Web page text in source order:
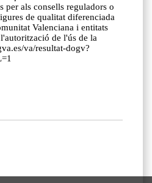
per als consells reguladors o
de qualitat diferenciada
Valenciana i entitats
de l'ús de la
va/resultat-dogv?